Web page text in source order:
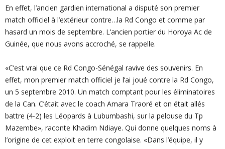
En effet, l’ancien gardien international a disputé son premier
match officiel à l’extérieur contre…la Rd Congo et comme par
hasard un mois de septembre. L’ancien portier du Horoya Ac de
Guinée, que nous avons accroché, se rappelle.
«C’est vrai que ce Rd Congo-Sénégal ravive des souvenirs. En
effet, mon premier match officiel je l’ai joué contre la Rd Congo,
un 5 septembre 2010. Un match comptant pour les éliminatoires
de la Can. C’était avec le coach Amara Traoré et on était allés
battre (4-2) les Léopards à Lubumbashi, sur la pelouse du Tp
Mazembe», raconte Khadim Ndiaye. Qui donne quelques noms à
l’origine de cet exploit en terre congolaise. «Dans l’équipe, il y